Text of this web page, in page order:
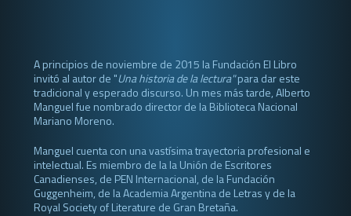
A principios de noviembre de 2015 la Fundación El Libro
invitó al autor de "Una historia de la lectura"para dar este
tradicional y esperado discurso. Un mes más tarde, Alberto
Manguel fue nombrado director de la Biblioteca Nacional
Mariano Moreno.
Manguel cuenta con una vastísima trayectoria profesional e
intelectual. Es miembro de la la Unión de Escritores
Canadienses, de PEN Internacional, de la Fundación
Guggenheim, de la Academia Argentina de Letras y de la
Royal Society of Literature de Gran Bretaña.